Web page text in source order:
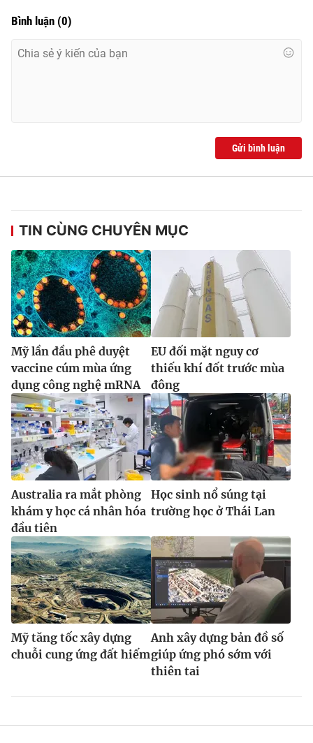
Bình luận (0)
Gửi bình luận
TIN CÙNG CHUYÊN MỤC
Mỹ lần đầu phê duyệt
vaccine cúm mùa ứng
dụng công nghệ mRNA
EU đối mặt nguy cơ
thiếu khí đốt trước mùa
đông
Australia ra mắt phòng
khám y học cá nhân hóa
đầu tiên
Học sinh nổ súng tại
trường học ở Thái Lan
Mỹ tăng tốc xây dựng
chuỗi cung ứng đất hiếm
Anh xây dựng bản đồ số
giúp ứng phó sớm với
thiên tai